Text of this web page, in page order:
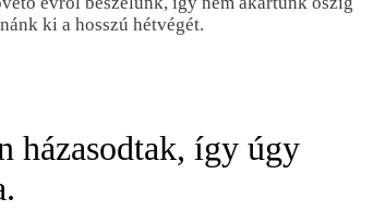
ki a hosszú hétvégét.
házasodtak, így úgy